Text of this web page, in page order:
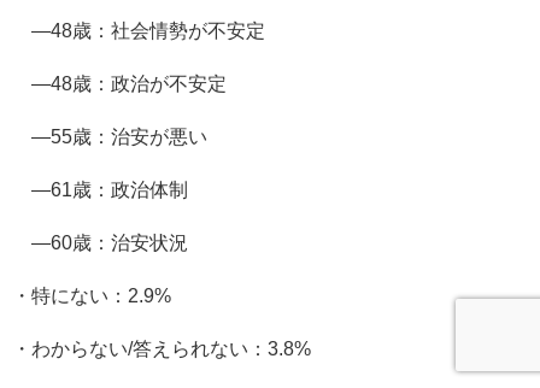
―48歳：社会情勢が不安定
―48歳：政治が不安定
―55歳：治安が悪い
―61歳：政治体制
―60歳：治安状況
・特にない：2.9%
・わからない/答えられない：3.8%